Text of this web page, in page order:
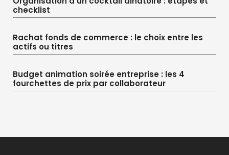
checklist
Rachat fonds de commerce : le choix entre les
actifs ou titres
Budget animation soirée entreprise : les 4
fourchettes de prix par collaborateur